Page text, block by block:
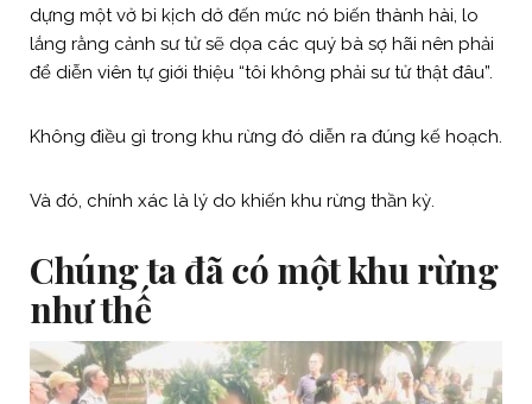
dựng một vở bi kịch dở đến mức nó biến thành hài, lo
lắng rằng cảnh sư tử sẽ dọa các quý bà sợ hãi nên phải
để diễn viên tự giới thiệu “tôi không phải sư tử thật đâu”.
Không điều gì trong khu rừng đó diễn ra đúng kế hoạch.
Và đó, chính xác là lý do khiến khu rừng thần kỳ.
Chúng ta đã có một khu rừng
như thế